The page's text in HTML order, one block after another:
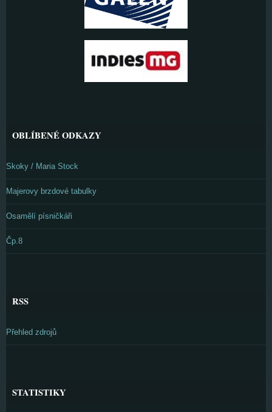
OBLÍBENÉ ODKAZY
Skoky / Maria Stock
Majerovy brzdové tabulky
Osamělí písničkáři
Čp.8
RSS
Přehled zdrojů
STATISTIKY